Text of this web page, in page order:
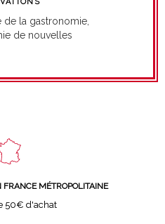
la gastronomie,
de nouvelles
FRANCE MÉTROPOLITAINE
50€ d'achat